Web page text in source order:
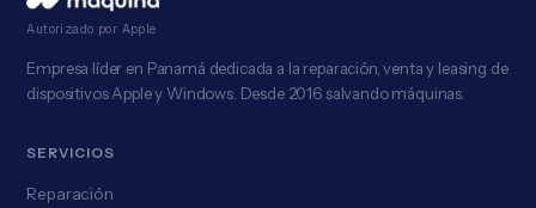
Autorizado por Apple
Empresa líder en Panamá dedicada a la reparación, venta y leasing de
dispositivos Apple y Windows. Desde 2016 salvando máquinas.
SERVICIOS
Reparación